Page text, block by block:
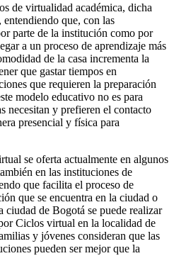
de virtualidad académica, dicha
que, con las
parte de la institución como por
a un proceso de aprendizaje más
de la casa incrementa la
que gastar tiempos en
que requieren la preparación
modelo educativo no es para
necesitan y prefieren el contacto
presencial y física para
se oferta actualmente en algunos
en las instituciones de
que facilita el proceso de
que se encuentra en la ciudad o
ciudad de Bogotá se puede realizar
Ciclos virtual en la localidad de
y jóvenes consideran que las
pueden ser mejor que la